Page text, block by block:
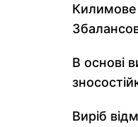
Килимове
В основі
Виріб